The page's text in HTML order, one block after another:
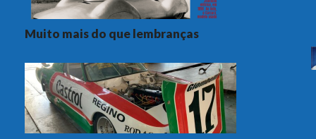
Muito mais do que lembranças